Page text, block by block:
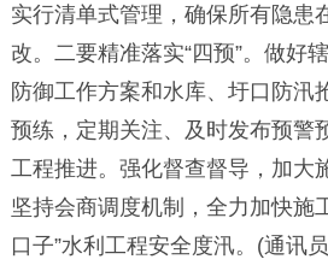
实行清单式管理，确保所有隐患
改。二要精准落实“四预”。做好
防御工作方案和水库、圩口防汛
预练，定期关注、及时发布预警
工程推进。强化督查督导，加大
坚持会商调度机制，全力加快施
口子”水利工程安全度汛。(通讯